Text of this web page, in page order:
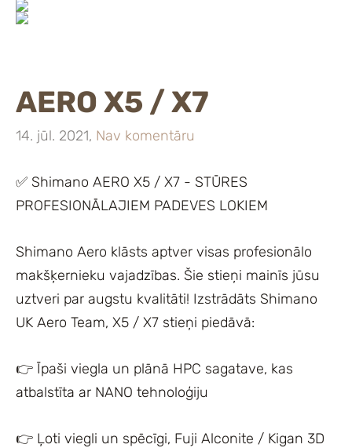
AERO X5 / X7
14. jūl. 2021, Nav komentāru
✅ Shimano AERO X5 / X7 - STŪRES
PROFESIONĀLAJIEM PADEVES LOKIEM
Shimano Aero klāsts aptver visas profesionālo
makšķernieku vajadzības. Šie stieņi mainīs jūsu
uztveri par augstu kvalitāti! Izstrādāts Shimano
UK Aero Team, X5 / X7 stieņi piedāvā:
👉 Īpaši viegla un plānā HPC sagatave, kas
atbalstīta ar NANO tehnoloģiju
👉 Ļoti viegli un spēcīgi, Fuji Alconite / Kigan 3D